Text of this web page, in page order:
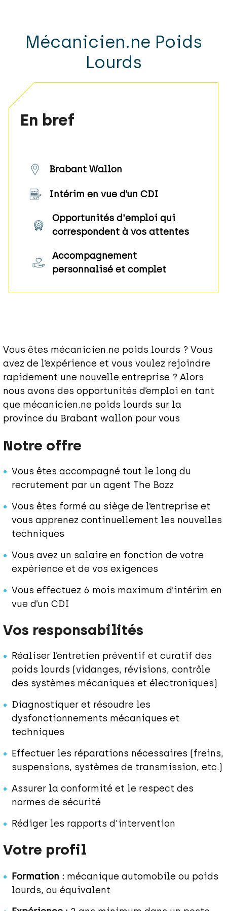
Mécanicien.ne Poids
Lourds
En bref
Brabant Wallon
Intérim en vue d’un CDI
Opportunités d'emploi qui
correspondent à vos attentes
Accompagnement
personnalisé et complet
Vous êtes mécanicien.ne poids lourds ? Vous
avez de l’expérience et vous voulez rejoindre
rapidement une nouvelle entreprise ? Alors
nous avons des opportunités d’emploi en tant
que mécanicien.ne poids lourds sur la
province du Brabant wallon pour vous
Notre offre
Vous êtes accompagné tout le long du
recrutement par un agent The Bozz
Vous êtes formé au siège de l’entreprise et
vous apprenez continuellement les nouvelles
techniques
Vous avez un salaire en fonction de votre
expérience et de vos exigences
Vous effectuez 6 mois maximum d’intérim en
vue d’un CDI
Vos responsabilités
Réaliser l’entretien préventif et curatif des
poids lourds (vidanges, révisions, contrôle
des systèmes mécaniques et électroniques)
Diagnostiquer et résoudre les
dysfonctionnements mécaniques et
techniques
Effectuer les réparations nécessaires (freins,
suspensions, systèmes de transmission, etc.)
Assurer la conformité et le respect des
normes de sécurité
Rédiger les rapports d'intervention
Votre profil
Formation : mécanique automobile ou poids
lourds, ou équivalent